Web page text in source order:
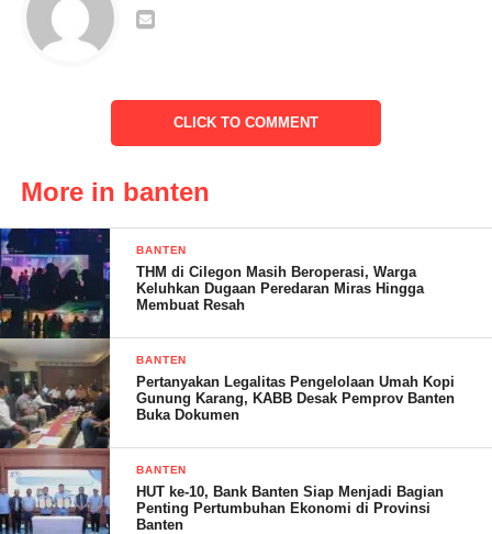
Hadir pada kesempatan itu
-Ketua IPI pusat Khoirul Muttaqin,S.Pd,M.Si
-Sekda Kabupaten pandeglang
CLICK TO COMMENT
More in banten
BANTEN
THM di Cilegon Masih Beroperasi, Warga
Keluhkan Dugaan Peredaran Miras Hingga
Membuat Resah
BANTEN
Pertanyakan Legalitas Pengelolaan Umah Kopi
Gunung Karang, KABB Desak Pemprov Banten
Buka Dokumen
BANTEN
HUT ke-10, Bank Banten Siap Menjadi Bagian
Penting Pertumbuhan Ekonomi di Provinsi
Banten